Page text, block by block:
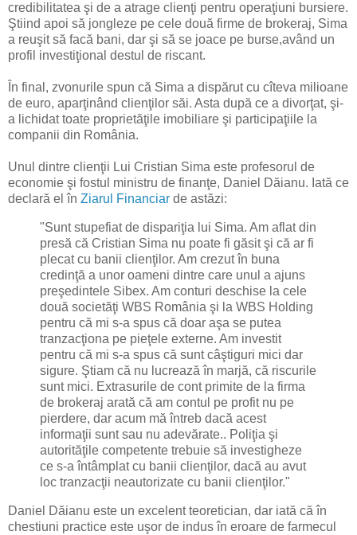
credibilitatea şi de a atrage clienţi pentru operaţiuni bursiere.
Ştiind apoi să jongleze pe cele două firme de brokeraj, Sima
a reuşit să facă bani, dar şi să se joace pe burse,având un
profil investiţional destul de riscant.
În final, zvonurile spun că Sima a dispărut cu cîteva milioane
de euro, aparţinând clienţilor săi. Asta după ce a divorţat, şi-
a lichidat toate proprietăţile imobiliare şi participaţiile la
companii din România.
Unul dintre clienţii Lui Cristian Sima este profesorul de
economie şi fostul ministru de finanţe, Daniel Dăianu. Iată ce
declară el în Ziarul Financiar de astăzi:
"Sunt stupefiat de dispariţia lui Sima. Am aflat din
presă că Cristian Sima nu poate fi găsit şi că ar fi
plecat cu banii clienţilor. Am crezut în buna
credinţă a unor oameni dintre care unul a ajuns
preşedintele Sibex. Am conturi deschise la cele
două societăţi WBS România şi la WBS Holding
pentru că mi s-a spus că doar aşa se putea
tranzacţiona pe pieţele externe. Am investit
pentru că mi s-a spus că sunt câştiguri mici dar
sigure. Ştiam că nu lucrează în marjă, că riscurile
sunt mici. Extrasurile de cont primite de la firma
de brokeraj arată că am contul pe profit nu pe
pierdere, dar acum mă întreb dacă acest
informaţii sunt sau nu adevărate.. Poliţia şi
autorităţile competente trebuie să investigheze
ce s-a întâmplat cu banii clienţilor, dacă au avut
loc tranzacţii neautorizate cu banii clienţilor."
Daniel Dăianu este un excelent teoretician, dar iată că în
chestiuni practice este uşor de indus în eroare de farmecul